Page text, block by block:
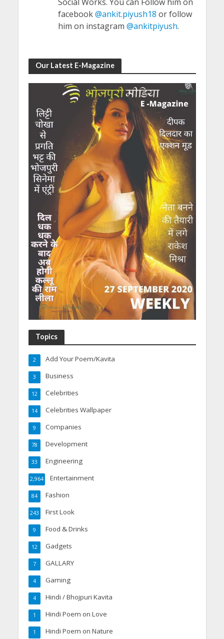
facebook@ankit.piyush18 or follow
him on instagram @ankitpiyush.
Our Latest E-Magazine
Topics
Add Your Poem/Kavita
2
Business
3
Celebrities
12
Celebrities Wallpaper
14
Companies
9
Development
78
Engineering
33
Entertainment
2,964
Fashion
84
First Look
243
Food & Drinks
9
Gadgets
12
GALLARY
7
Gaming
4
Hindi / Bhojpuri Kavita
4
Hindi Poem on Love
1
Hindi Poem on Nature
1